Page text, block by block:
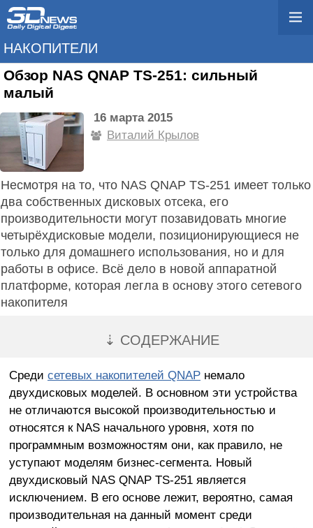
НАКОПИТЕЛИ
Обзор NAS QNAP TS-251: сильный
малый
16 марта 2015
Виталий Крылов
Несмотря на то, что NAS QNAP TS-251 имеет только
два собственных дисковых отсека, его
производительности могут позавидовать многие
четырёхдисковые модели, позиционирующиеся не
только для домашнего использования, но и для
работы в офисе. Всё дело в новой аппаратной
платформе, которая легла в основу этого сетевого
накопителя
⇣ СОДЕРЖАНИЕ
Среди сетевых накопителей QNAPнемало
двухдисковых моделей. В основном эти устройства
не отличаются высокой производительностью и
относятся к NAS начального уровня, хотя по
программным возможностям они, как правило, не
уступают моделям бизнес-сегмента. Новый
двухдисковый NAS QNAP TS-251 является
исключением. В его основе лежит, вероятно, самая
производительная на данный момент среди